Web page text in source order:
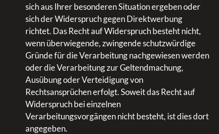
sich aus Ihrer besonderen Situation ergeben oder
sich der Widerspruch gegen Direktwerbung
richtet. Das Recht auf Widerspruch besteht nicht,
wenn überwiegende, zwingende schutzwürdige
Gründe für die Verarbeitung nachgewiesen werden
oder die Verarbeitung zur Geltendmachung,
Ausübung oder Verteidigung von
Rechtsansprüchen erfolgt. Soweit das Recht auf
Widerspruch bei einzelnen
Verarbeitungsvorgängen nicht besteht, ist dies dort
angegeben.